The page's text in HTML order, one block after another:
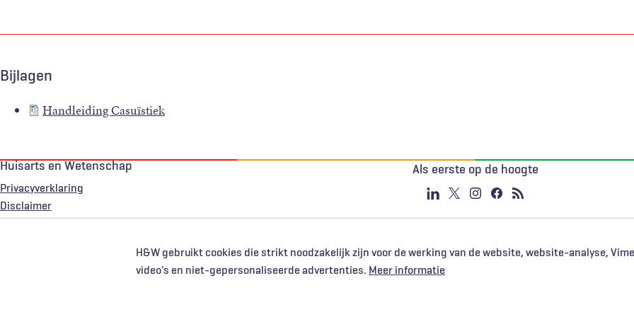
H&W gebruikt cookies die strikt noodzakelijk zijn voor de werking van de website, website-analyse,
video's en niet-gepersonaliseerde advertenties. Meer informatie
Bijlagen
Handleiding Casuïstiek
Huisarts en Wetenschap
Privacyverklaring
Voet
Disclaimer
Als eerste op de hoogte